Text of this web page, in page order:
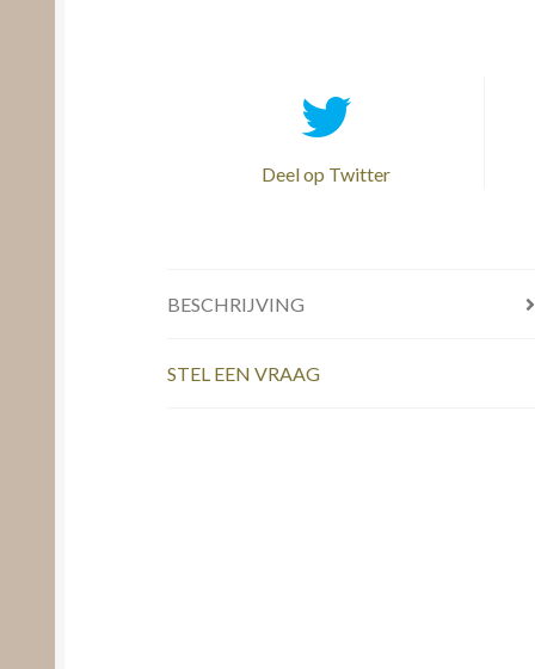
Deel op Twitter
BESCHRIJVING
STEL EEN VRAAG